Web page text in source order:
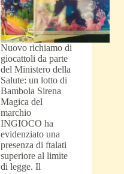
Nuovo richiamo di
giocattoli da parte
del Ministero della
Salute: un lotto di
Bambola Sirena
Magica del
marchio
INGIOCO ha
evidenziato una
presenza di ftalati
superiore al limite
di legge. Il